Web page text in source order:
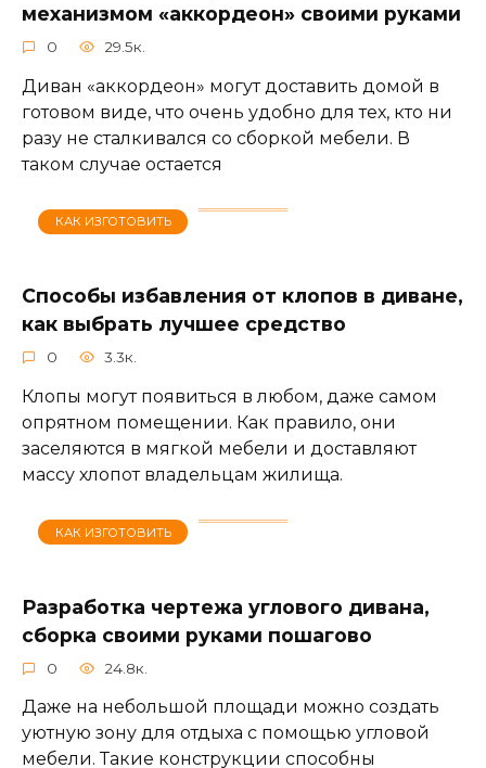
механизмом «аккордеон» своими руками
0 29.5к.
Диван «аккордеон» могут доставить домой в
готовом виде, что очень удобно для тех, кто ни
разу не сталкивался со сборкой мебели. В
таком случае остается
КАК ИЗГОТОВИТЬ
Способы избавления от клопов в диване,
как выбрать лучшее средство
0 3.3к.
Клопы могут появиться в любом, даже самом
опрятном помещении. Как правило, они
заселяются в мягкой мебели и доставляют
массу хлопот владельцам жилища.
КАК ИЗГОТОВИТЬ
Разработка чертежа углового дивана,
сборка своими руками пошагово
0 24.8к.
Даже на небольшой площади можно создать
уютную зону для отдыха с помощью угловой
мебели. Такие конструкции способны